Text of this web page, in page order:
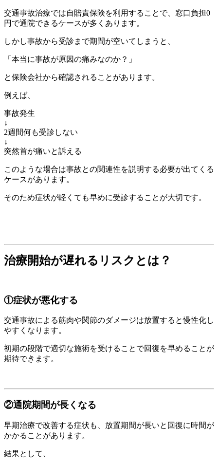
交通事故治療では自賠責保険を利用することで、窓口負担0
円で通院できるケースが多くあります。
しかし事故から受診まで期間が空いてしまうと、
「本当に事故が原因の痛みなのか？」
と保険会社から確認されることがあります。
例えば、
事故発生
↓
2週間何も受診しない
↓
突然首が痛いと訴える
このような場合は事故との関連性を説明する必要が出てくる
ケースがあります。
そのため症状が軽くても早めに受診することが大切です。
治療開始が遅れるリスクとは？
①症状が悪化する
交通事故による筋肉や関節のダメージは放置すると慢性化し
やすくなります。
初期の段階で適切な施術を受けることで回復を早めることが
期待できます。
②通院期間が長くなる
早期治療で改善する症状も、放置期間が長いと回復に時間が
かかることがあります。
結果として、